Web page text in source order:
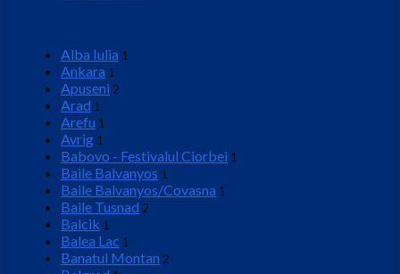
Alba Iulia 1
Ankara 1
Apuseni 2
Arad 1
Arefu 1
Avrig 1
Babovo - Festivalul Ciorbei 1
Baile Balvanyos 1
Baile Balvanyos/Covasna 1
Baile Tusnad 2
Balcik 1
Balea Lac 1
Banatul Montan 2